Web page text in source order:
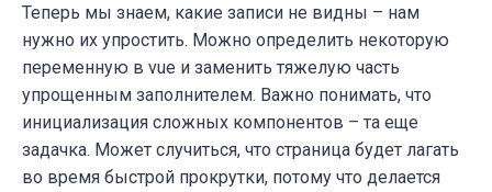
      el._intersectionObserver =
undefined
    }
if (isNewObserver) {
      newObserver.observe(el)
el._intersectionObserver =
    }
  },
Теперь мы знаем, какие записи не видны – нам
нужно их упростить. Можно определить некоторую
переменную в vue и заменить тяжелую часть
упрощенным заполнителем. Важно понимать, что
инициализация сложных компонентов – та еще
задачка. Может случиться, что страница будет лагать
во время быстрой прокрутки, потому что делается